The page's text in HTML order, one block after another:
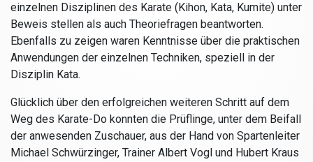
einzelnen Disziplinen des Karate (Kihon, Kata, Kumite) unter
Beweis stellen als auch Theoriefragen beantworten.
Ebenfalls zu zeigen waren Kenntnisse über die praktischen
Anwendungen der einzelnen Techniken, speziell in der
Disziplin Kata.
Glücklich über den erfolgreichen weiteren Schritt auf dem
Weg des Karate-Do konnten die Prüflinge, unter dem Beifall
der anwesenden Zuschauer, aus der Hand von Spartenleiter
Michael Schwürzinger, Trainer Albert Vogl und Hubert Kraus